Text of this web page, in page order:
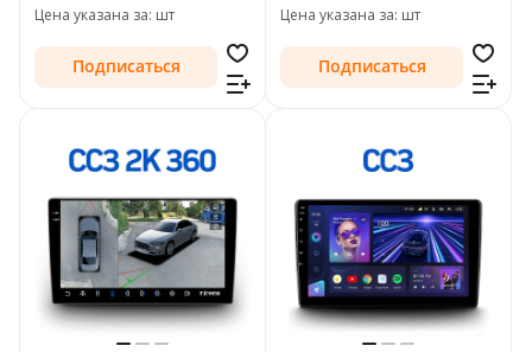
Цена указана за: шт
Подписаться
Цена указана за: шт
Подписаться